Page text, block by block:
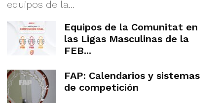
equipos de la...
Equipos de la Comunitat en
las Ligas Masculinas de la
FEB...
FAP: Calendarios y sistemas
de competición